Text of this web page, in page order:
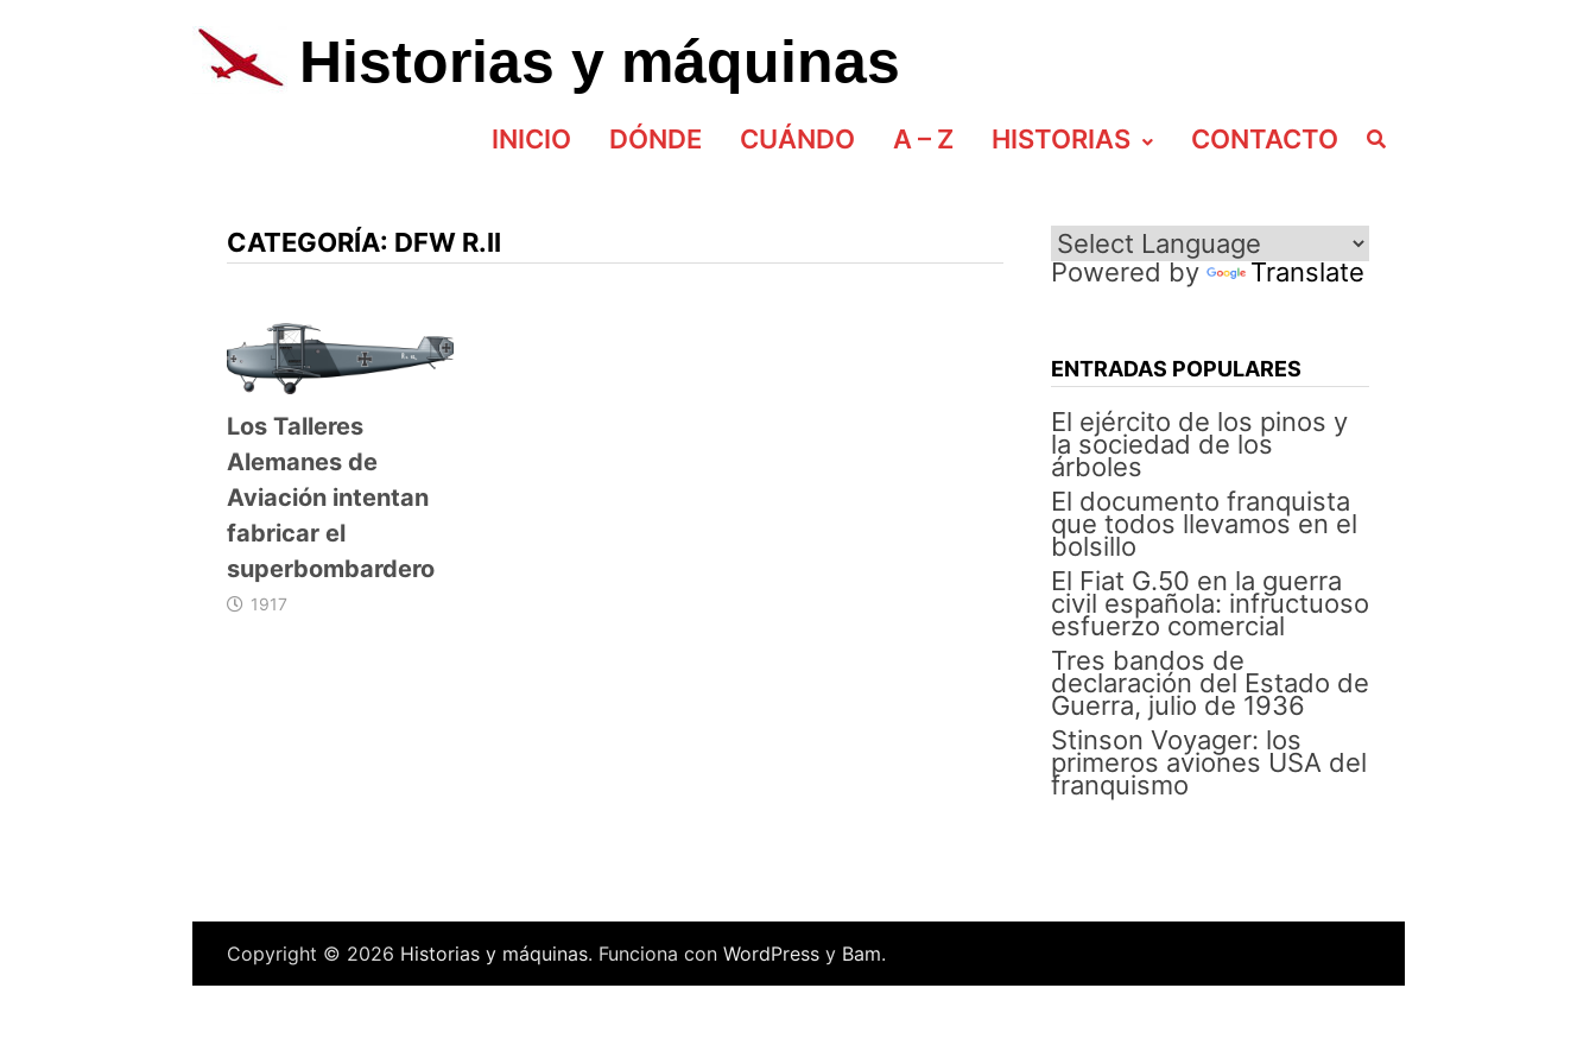
al
contenidoHistorias y máquinas
INICIO DÓNDE CUÁNDO A – Z HISTORIAS CONTACTO
CATEGORÍA: DFW R.II
Los Talleres
Alemanes de
Aviación intentan
fabricar el
superbombardero
1917
Powered by Translate
ENTRADAS POPULARES
El ejército de los pinos y
la sociedad de los
árboles
El documento franquista
que todos llevamos en el
bolsillo
El Fiat G.50 en la guerra
civil española: infructuoso
esfuerzo comercial
Tres bandos de
declaración del Estado de
Guerra, julio de 1936
Stinson Voyager: los
primeros aviones USA del
franquismo
Copyright © 2026 Historias y máquinas. Funciona con WordPressy Bam.